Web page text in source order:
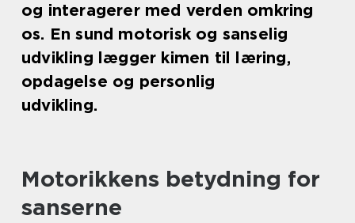
og interagerer med verden omkring
os. En sund motorisk og sanselig
udvikling lægger kimen til læring,
opdagelse og personlig
udvikling.
Motorikkens betydning for
sanserne